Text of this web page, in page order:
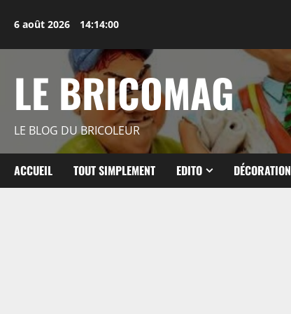
6 août 2026 14:14:01
LE BRICOMAG
LE BLOG DU BRICOLEUR
ACCUEIL TOUT SIMPLEMENT EDITO DÉCORATION